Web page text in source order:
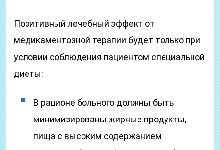
Позитивный лечебный эффект от
медикаментозной терапии будет только при
условии соблюдения пациентом специальной
диеты:
В рационе больного должны быть
минимизированы жирные продукты,
пища с высоким содержанием